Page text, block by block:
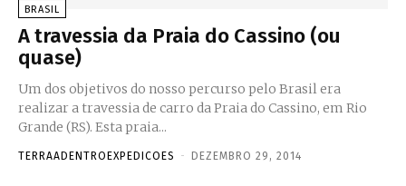
BRASIL
A travessia da Praia do Cassino (ou
quase)
Um dos objetivos do nosso percurso pelo Brasil era
realizar a travessia de carro da Praia do Cassino, em Rio
Grande (RS). Esta praia...
TERRAADENTROEXPEDICOES - DEZEMBRO 29, 2014